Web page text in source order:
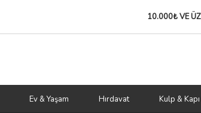
10.000₺ VE
Ev & Yaşam Hırdavat Kulp &